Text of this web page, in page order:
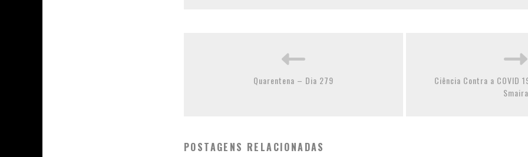
Quarentena – Dia 279
Ciência Contra a COVID
Smaira
POSTAGENS RELACIONADAS